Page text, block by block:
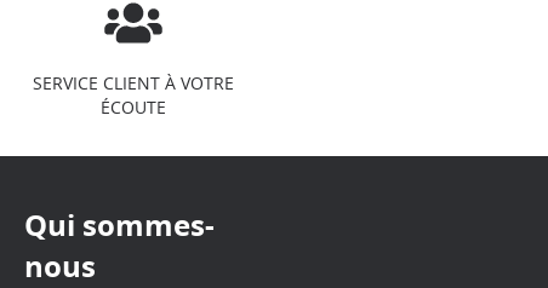
SERVICE CLIENT À VOTRE
ÉCOUTE
Qui sommes-
nous